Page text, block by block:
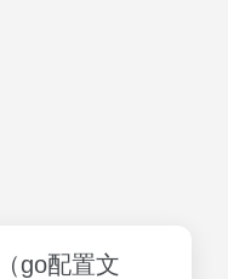
go配置文